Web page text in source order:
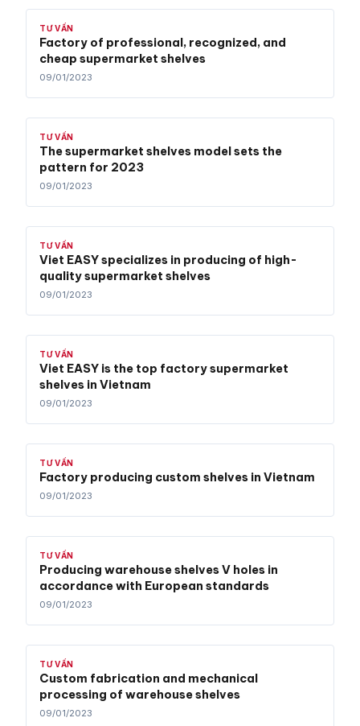
TƯ VẤN
Factory of professional, recognized, and
cheap supermarket shelves
09/01/2023
TƯ VẤN
The supermarket shelves model sets the
pattern for 2023
09/01/2023
TƯ VẤN
Viet EASY specializes in producing of high-
quality supermarket shelves
09/01/2023
TƯ VẤN
Viet EASY is the top factory supermarket
shelves in Vietnam
09/01/2023
TƯ VẤN
Factory producing custom shelves in Vietnam
09/01/2023
TƯ VẤN
Producing warehouse shelves V holes in
accordance with European standards
09/01/2023
TƯ VẤN
Custom fabrication and mechanical
processing of warehouse shelves
09/01/2023